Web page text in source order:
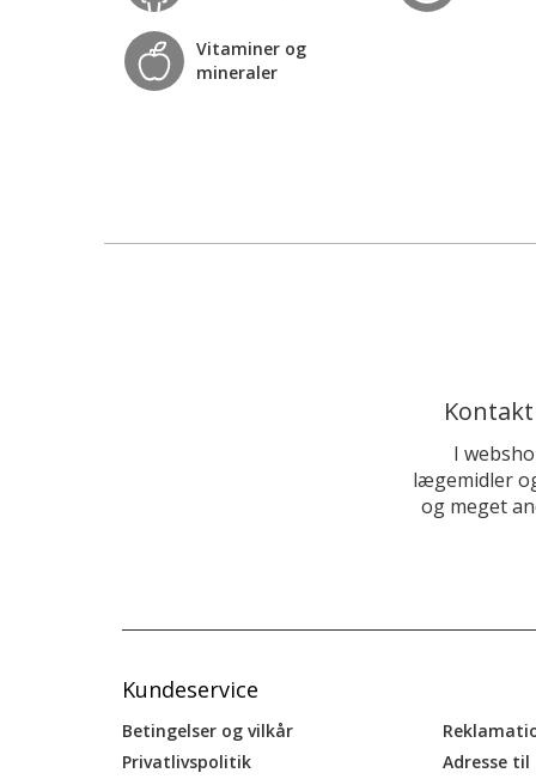
Vitaminer og
mineraler
I
lægemidler
og meget
Kundeservice
Betingelser og vilkår
Privatlivspolitik
Adresse